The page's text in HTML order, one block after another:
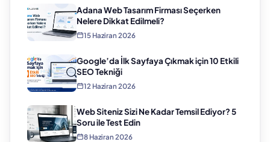
Adana Web Tasarım Firması Seçerken
Nelere Dikkat Edilmeli?
15 Haziran 2026
Google’da İlk Sayfaya Çıkmak için 10 Etkili
SEO Tekniği
12 Haziran 2026
Web Siteniz Sizi Ne Kadar Temsil Ediyor? 5
Soru ile Test Edin
8 Haziran 2026